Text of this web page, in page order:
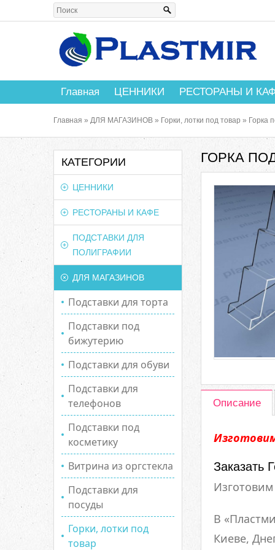
Главная ЦЕННИКИ РЕСТОРАНЫ И
Главная » ДЛЯ МАГАЗИНОВ » Горки, лотки под товар » Горка
КАТЕГОРИИ
ЦЕННИКИ
РЕСТОРАНЫ И КАФЕ
ПОДСТАВКИ ДЛЯ
ПОЛИГРАФИИ
ДЛЯ МАГАЗИНОВ
Подставки для торта
Подставки под
бижутерию
Подставки для обуви
Подставки для
телефонов
Подставки под
косметику
Витрина из оргстекла
Подставки для
посуды
Горки, лотки под
товар
ГОРКА
Описание
Заказать
В
Киеве,